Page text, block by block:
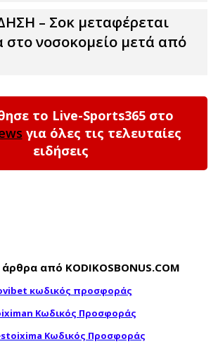
– Σoκ μεταφέρεται
στο νοσοκομείο μετά από
το Live-Sports365 στο
για όλες τις τελευταίες
ειδήσεις
από KODIKOSBONUS.COM
κωδικός προσφοράς
Κωδικός Προσφοράς
Κωδικός Προσφοράς